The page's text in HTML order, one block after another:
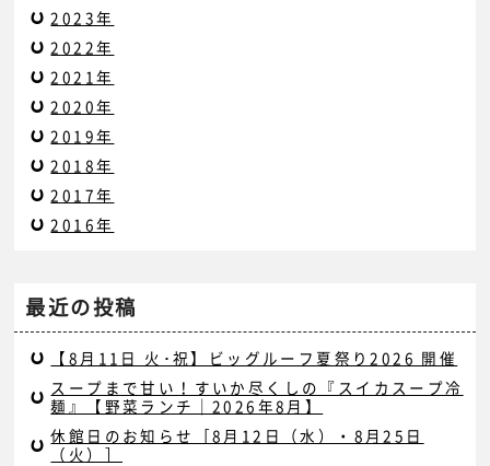
2023年
2022年
2021年
2020年
2019年
2018年
2017年
2016年
最近の投稿
【8月11日 火･祝】ビッグルーフ夏祭り2026 開催
スープまで甘い！すいか尽くしの『スイカスープ冷
麺』【野菜ランチ｜2026年8月】
休館日のお知らせ［8月12日（水）・8月25日
（火）］